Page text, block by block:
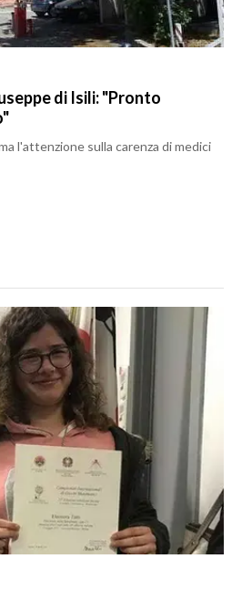
di Isili: "Pronto
l'attenzione sulla carenza di medici